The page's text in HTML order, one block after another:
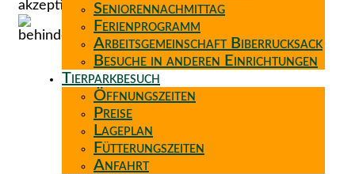
Seniorennachmittag
Ferienprogramm
Arbeitsgemeinschaft Biberrucksack
Besuche in anderen Einrichtungen
Tierparkbesuch
Öffnungszeiten
Preise
Lageplan
Fütterungszeiten
Anfahrt